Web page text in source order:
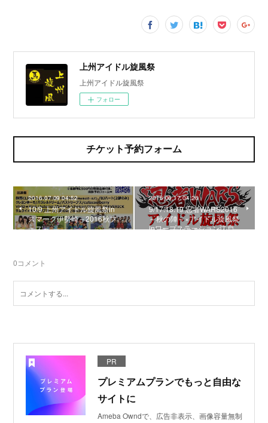
上州アイドル旋風祭
上州アイドル旋風祭
フォロー
チケット予約フォーム
2016.07.09 04:52
10/9 上州アイドル旋風祭in
スマーク伊勢崎～2016秋フ
ェス～
2016.06.17 04:26
9/17.18.19 忍者WARS2016
～秋の陣～×アイドル旋風祭
inワープステーション江戸
0コメント
PR
プレミアムプランでもっと自由な
サイトに
Ameba Owndで、広告非表示、画像容量無制